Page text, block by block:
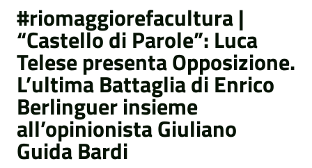
#riomaggiorefacultura |
“Castello di Parole”: Luca
Telese presenta Opposizione.
L’ultima Battaglia di Enrico
Berlinguer insieme
all’opinionista Giuliano
Guida Bardi